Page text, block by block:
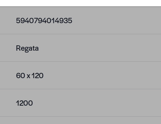
5940794014935
Regata
60 x 120
1200